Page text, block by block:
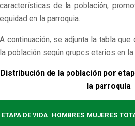
características de la población,
equidad en la parroquia.
A continuación, se adjunta la tabla
la población según grupos etarios en la
Distribución de la población por
la parroquia
ETAPA DE VIDA HOMBRES MUJERES